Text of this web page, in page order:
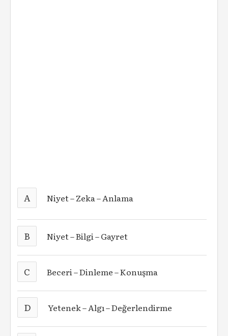
A Niyet – Zeka – Anlama
B Niyet – Bilgi – Gayret
C Beceri – Dinleme – Konuşma
D Yetenek – Algı – Değerlendirme